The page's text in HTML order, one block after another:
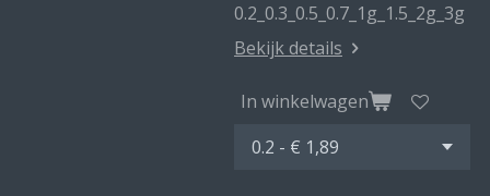
0.2_0.3_0.5_0.7_1g_1.5_2g_3g
Bekijk details
In winkelwagen